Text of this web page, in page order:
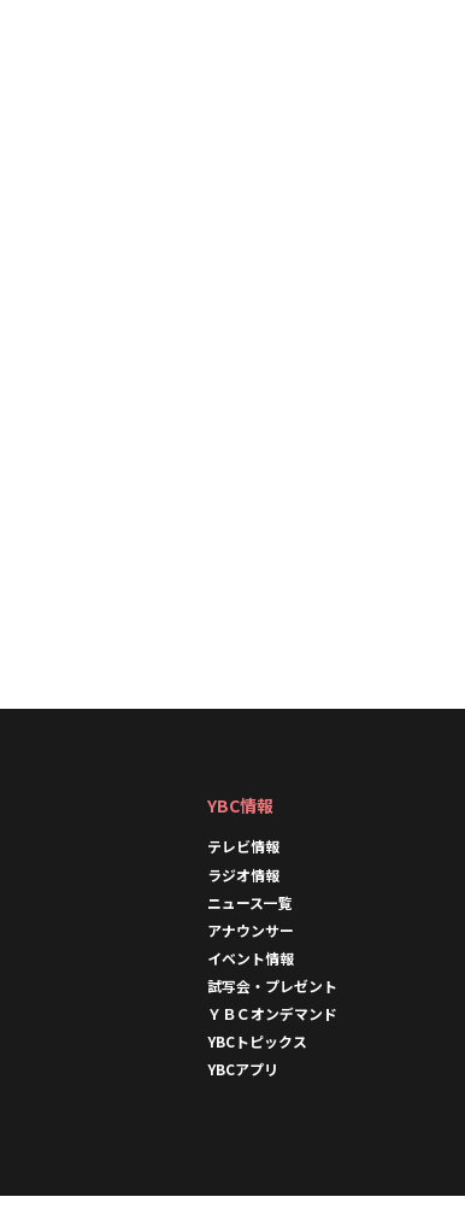
YBC情報
テレビ情報
ラジオ情報
ニュース一覧
アナウンサー
イベント情報
試写会・プレゼント
ＹＢＣオンデマンド
YBCトピックス
YBCアプリ